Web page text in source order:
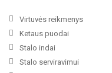
Virtuvės reikmenys
Ketaus puodai
Stalo indai
Stalo serviravimui